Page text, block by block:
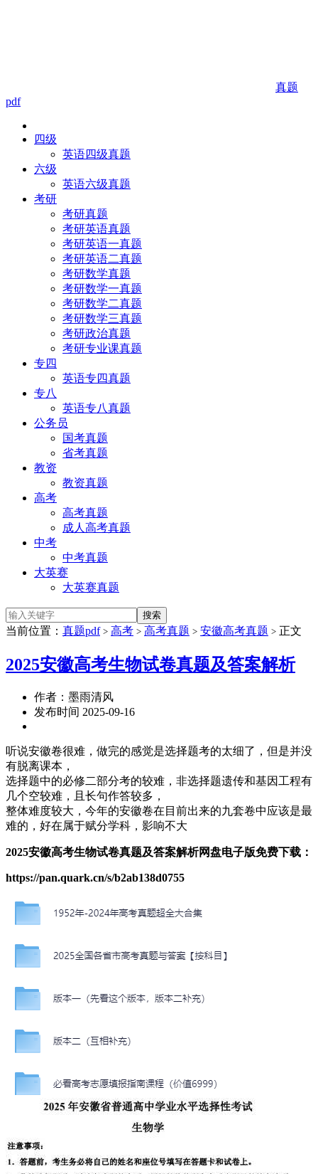
真题
pdf
四级
英语四级真题
六级
英语六级真题
考研
考研真题
考研英语真题
考研英语一真题
考研英语二真题
考研数学真题
考研数学一真题
考研数学二真题
考研数学三真题
考研政治真题
考研专业课真题
专四
英语专四真题
专八
英语专八真题
公务员
国考真题
省考真题
教资
教资真题
高考
高考真题
成人高考真题
中考
中考真题
大英赛
大英赛真题
当前位置： 真题pdf > 高考 > 高考真题 > 安徽高考真题 > 正文
2025安徽高考生物试卷真题及答案解析
作者：墨雨清风
发布时间 2025-09-16
听说安徽卷很难，做完的感觉是选择题考的太细了，但是并没
有脱离课本，
选择题中的必修二部分考的较难，非选择题遗传和基因工程有
几个空较难，且长句作答较多，
整体难度较大，今年的安徽卷在目前出来的九套卷中应该是最
难的，好在属于赋分学科，影响不大
2025安徽高考生物试卷真题及答案解析网盘电子版免费下载：
https://pan.quark.cn/s/b2ab138d0755